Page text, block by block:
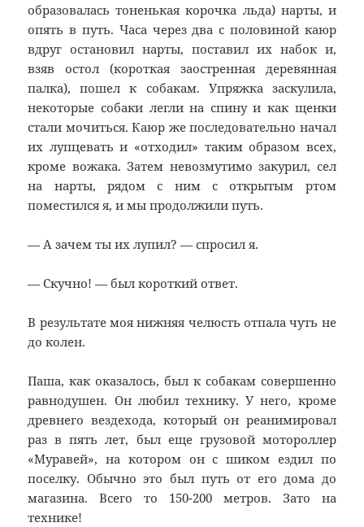
образовалась тоненькая корочка льда) нарты, и
опять в путь. Часа через два с половиной каюр
вдруг остановил нарты, поставил их набок и,
взяв остол (короткая заостренная деревянная
палка), пошел к собакам. Упряжка заскулила,
некоторые собаки легли на спину и как щенки
стали мочиться. Каюр же последовательно начал
их лупцевать и «отходил» таким образом всех,
кроме вожака. Затем невозмутимо закурил, сел
на нарты, рядом с ним с открытым ртом
поместился я, и мы продолжили путь.
— А зачем ты их лупил? — спросил я.
— Скучно! — был короткий ответ.
В результате моя нижняя челюсть отпала чуть не
до колен.
Паша, как оказалось, был к собакам совершенно
равнодушен. Он любил технику. У него, кроме
древнего вездехода, который он реанимировал
раз в пять лет, был еще грузовой мотороллер
«Муравей», на котором он с шиком ездил по
поселку. Обычно это был путь от его дома до
магазина. Всего то 150-200 метров. Зато на
технике!